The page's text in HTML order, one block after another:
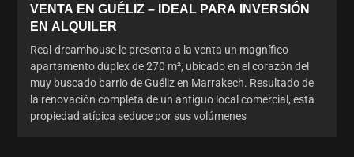
VENTA EN GUÉLIZ – IDEAL PARA INVERSIÓN
EN ALQUILER
Real-dreamhouse le presenta a la venta un magnífico
apartamento dúplex de 270 m², ubicado en el corazón del
muy buscado barrio de Guéliz en Marrakech. Resultado de
la renovación completa de un antiguo local comercial, esta
propiedad atípica seduce por sus volúmenes